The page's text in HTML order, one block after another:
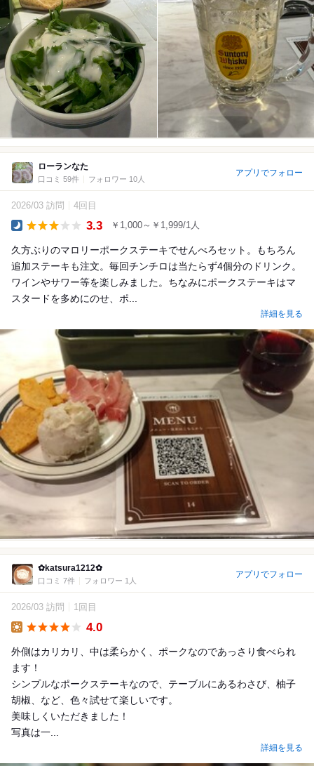
ローランなた
口コミ 59件 フォロワー 10人
アプリでフォロー
2026/03 訪問 4回目
3.3 ￥1,000～￥1,999/1人
久方ぶりのマロリーポークステーキでせんべろセット。もちろん
追加ステーキも注文。毎回チンチロは当たらず4個分のドリンク。
ワインやサワー等を楽しみました。ちなみにポークステーキはマ
スタードを多めにのせ、ポ...
詳細を見る
✿katsura1212✿
口コミ 7件 フォロワー 1人
アプリでフォロー
2026/03 訪問 1回目
4.0
外側はカリカリ、中は柔らかく、ポークなのであっさり食べられ
ます！
シンプルなポークステーキなので、テーブルにあるわさび、柚子
胡椒、など、色々試せて楽しいです。
美味しくいただきました！
写真は一...
詳細を見る